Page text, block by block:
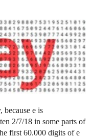
because e is
2/7/18 in some parts of
first 60.000 digits of e